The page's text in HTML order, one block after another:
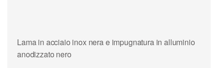
Lama in acciaio inox nera e impugnatura in alluminio
anodizzato nero